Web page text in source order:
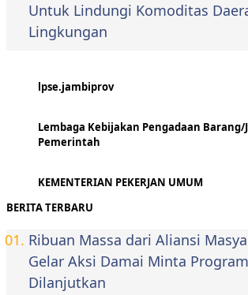
Untuk Lindungi Komoditas
Lingkungan
lpse.jambiprov
Lembaga Kebijakan Pengadaan Barang/
Pemerintah
KEMENTERIAN PEKERJAN UMUM
BERITA TERBARU
Ribuan Massa dari Aliansi
Gelar Aksi Damai Minta
Dilanjutkan